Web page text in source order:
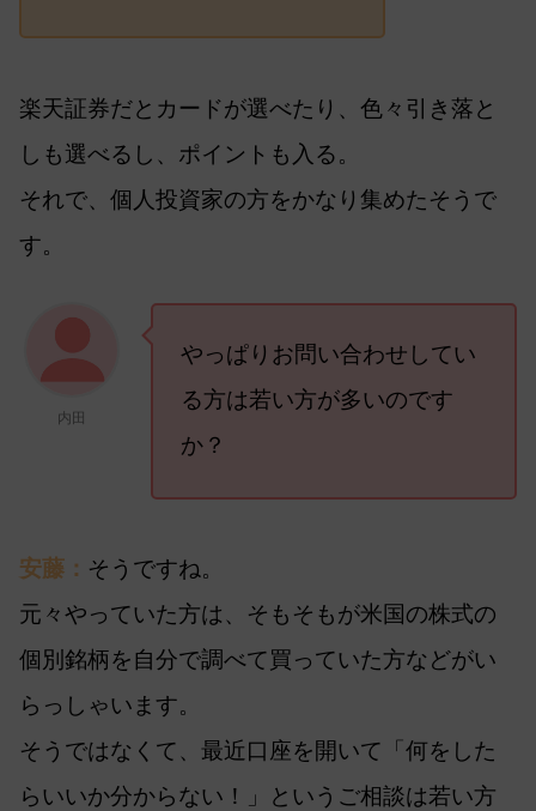
楽天証券だとカードが選べたり、色々引き落と
しも選べるし、ポイントも入る。
それで、個人投資家の方をかなり集めたそうで
す。
内田
やっぱりお問い合わせしてい
る方は若い方が多いのです
か？
安藤： そうですね。
元々やっていた方は、そもそもが米国の株式の
個別銘柄を自分で調べて買っていた方などがい
らっしゃいます。
そうではなくて、最近口座を開いて「何をした
らいいか分からない！」というご相談は若い方